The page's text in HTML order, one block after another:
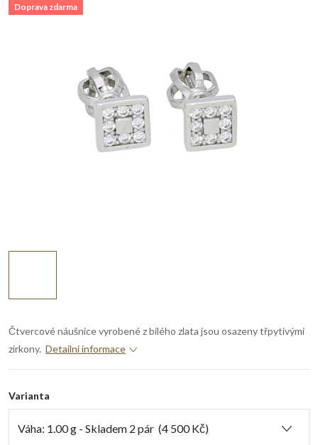
Doprava zdarma
Čtvercové náušnice vyrobené z bílého zlata jsou osazeny třpytivými
zirkony. Detailní informace
Varianta